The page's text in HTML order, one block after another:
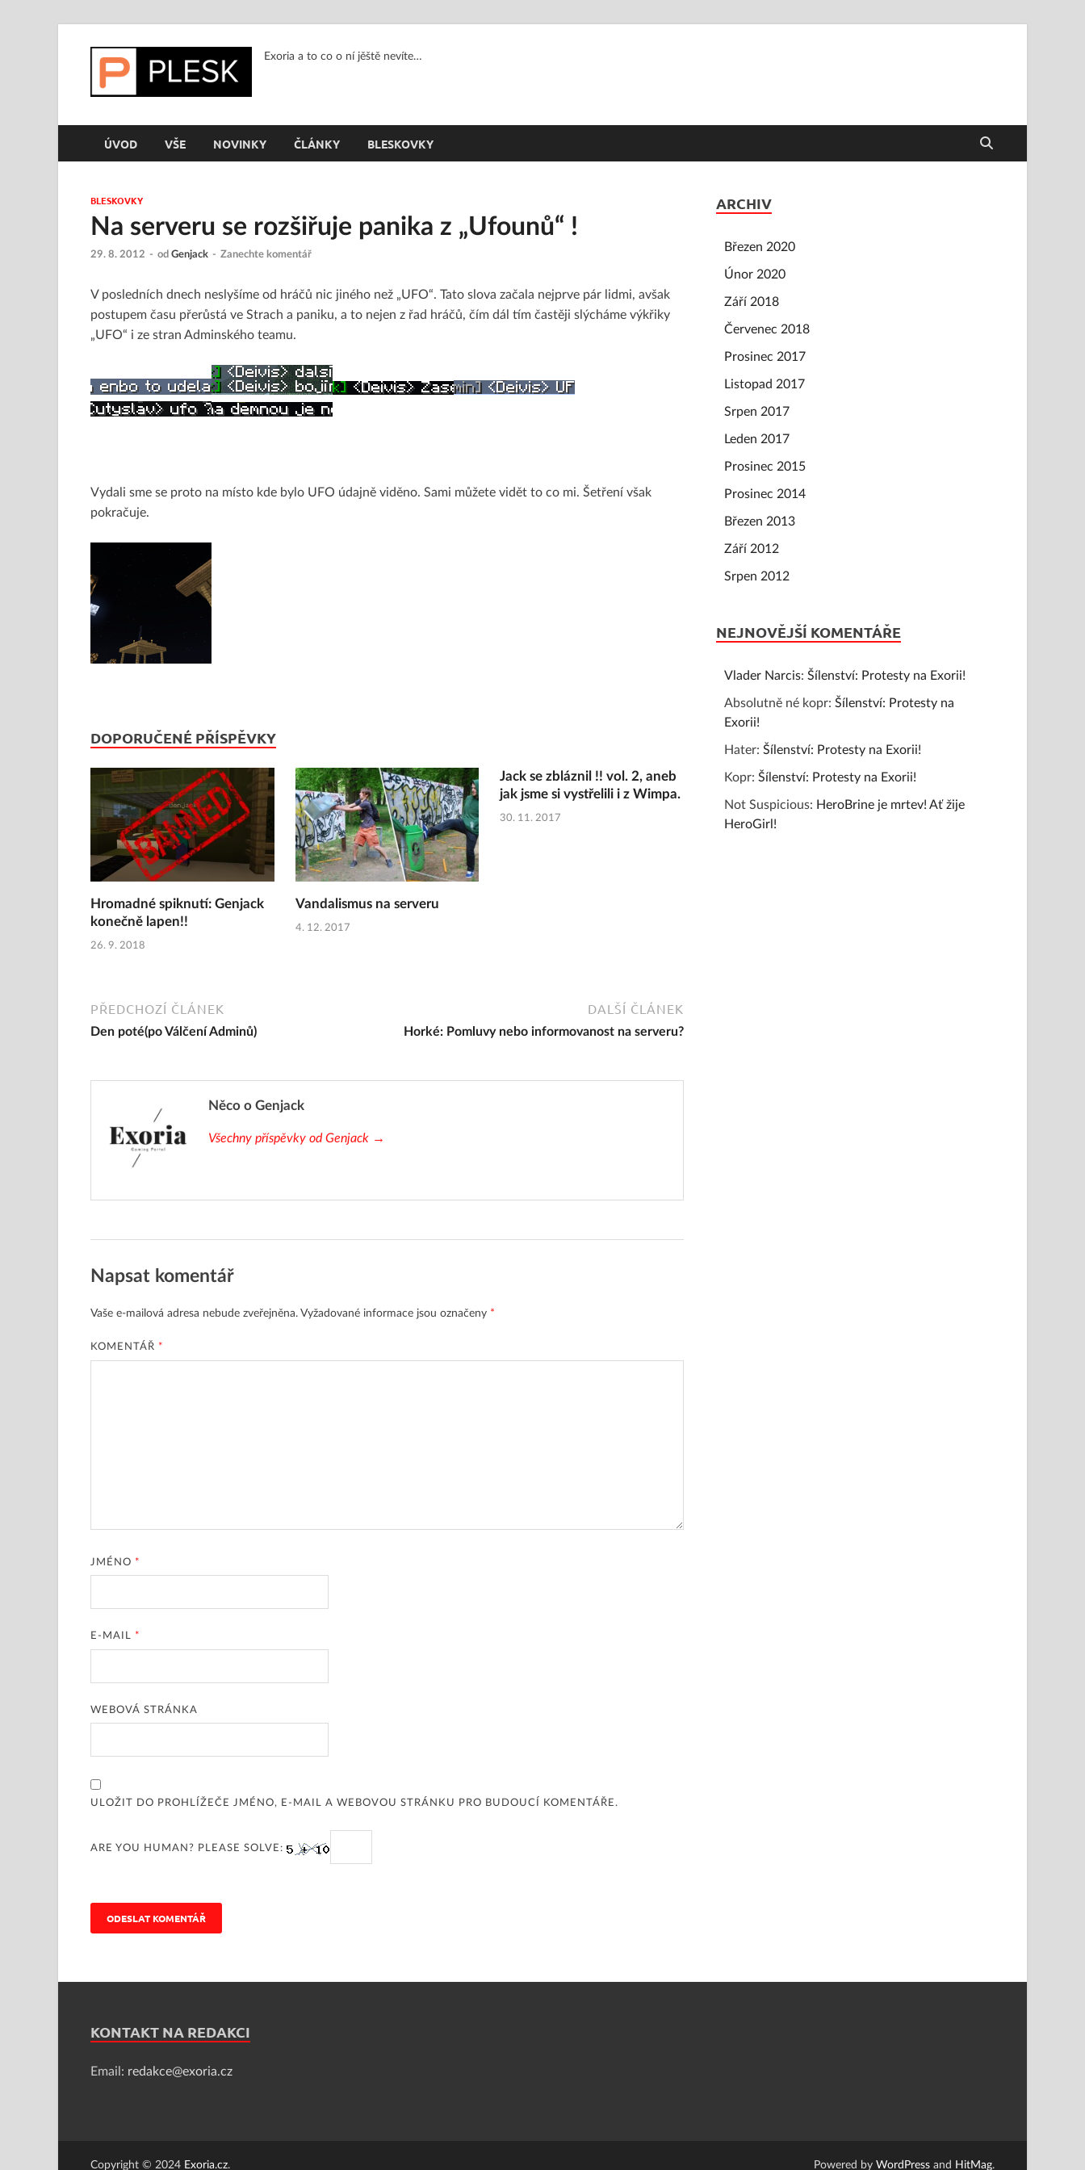
Exoria a to co o ní jěště nevíte…
ÚVOD VŠE NOVINKY ČLÁNKY BLESKOVKY
BLESKOVKY
Na serveru se rozšiřuje panika z „Ufounů“ !
29. 8. 2012 - od Genjack - Zanechte komentář
V posledních dnech neslyšíme od hráčů nic jiného než „UFO“. Tato slova začala nejprve pár lidmi, avšak
postupem času přerůstá ve Strach a paniku, a to nejen z řad hráčů, čím dál tím častěji slýcháme výkřiky
„UFO“ i ze stran Adminského teamu.
Vydali sme se proto na místo kde bylo UFO údajně viděno. Sami můžete vidět to co mi. Šetření však
pokračuje.
DOPORUČENÉ PŘÍSPĚVKY
Hromadné spiknutí: Genjack
konečně lapen!!
26. 9. 2018
Vandalismus na serveru
4. 12. 2017
Jack se zbláznil !! vol. 2, aneb
jak jsme si vystřelili i z Wimpa.
30. 11. 2017
PŘEDCHOZÍ ČLÁNEK
Den poté(po Válčení Adminů)
DALŠÍ ČLÁNEK
Horké: Pomluvy nebo informovanost na serveru?
Něco o Genjack
Všechny příspěvky od Genjack →
Napsat komentář
Vaše e-mailová adresa nebude zveřejněna. Vyžadované informace jsou označeny *
KOMENTÁŘ *
JMÉNO *
E-MAIL *
WEBOVÁ STRÁNKA
ULOŽIT DO PROHLÍŽEČE JMÉNO, E-MAIL A WEBOVOU STRÁNKU PRO BUDOUCÍ KOMENTÁŘE.
ARE YOU HUMAN? PLEASE SOLVE:
ARCHIV
Březen 2020
Únor 2020
Září 2018
Červenec 2018
Prosinec 2017
Listopad 2017
Srpen 2017
Leden 2017
Prosinec 2015
Prosinec 2014
Březen 2013
Září 2012
Srpen 2012
NEJNOVĚJŠÍ KOMENTÁŘE
Vlader Narcis:Šílenství: Protesty na Exorii!
Absolutně né kopr:Šílenství: Protesty na
Exorii!
Hater:Šílenství: Protesty na Exorii!
Kopr:Šílenství: Protesty na Exorii!
Not Suspicious: HeroBrine je mrtev! Ať žije
HeroGirl!
KONTAKT NA REDAKCI
Email: redakce@exoria.cz
Copyright © 2024 Exoria.cz. Powered by WordPress and HitMag.